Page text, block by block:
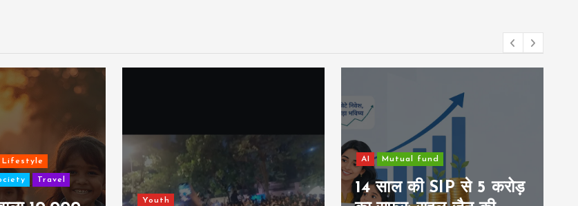
Lifestyle
Travel
Youth
AI Mutual fund
14 साल की SIP से 5 करोड़